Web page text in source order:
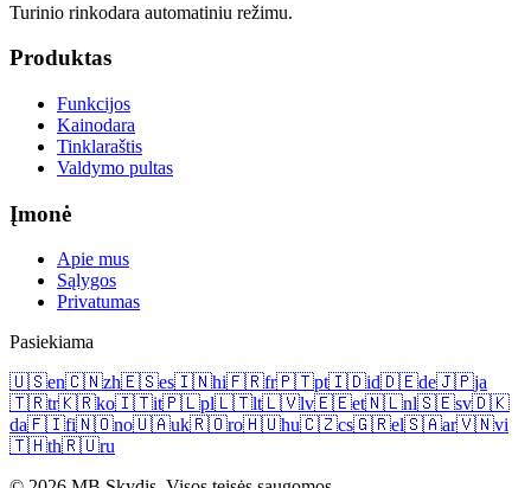
Turinio rinkodara automatiniu režimu.
Produktas
Funkcijos
Kainodara
Tinklaraštis
Valdymo pultas
Įmonė
Apie mus
Sąlygos
Privatumas
Pasiekiama
🇺🇸en🇨🇳zh🇪🇸es🇮🇳hi🇫🇷fr🇵🇹pt🇮🇩id🇩🇪de🇯🇵ja
🇹🇷tr🇰🇷ko🇮🇹it🇵🇱pl🇱🇹lt🇱🇻lv🇪🇪et🇳🇱nl🇸🇪sv🇩🇰
da🇫🇮fi🇳🇴no🇺🇦uk🇷🇴ro🇭🇺hu🇨🇿cs🇬🇷el🇸🇦ar🇻🇳vi
🇹🇭th🇷🇺ru